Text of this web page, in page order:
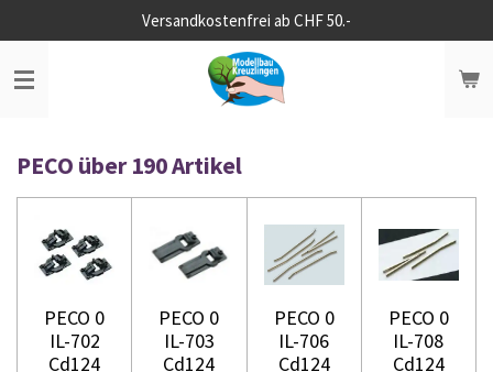
Hauptinhalt
springen
Versandkostenfrei ab CHF 50.-
PECO über 190 Artikel
PECO 0
IL-702
Cd124
PECO 0
IL-703
Cd124
PECO 0
IL-706
Cd124
PECO 0
IL-708
Cd124